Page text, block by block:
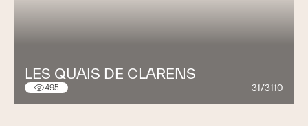
LES QUAIS DE CLARENS
495 31/3110